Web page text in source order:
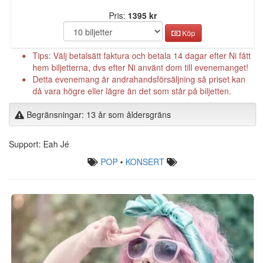
Pris: 1395 kr
Köp
Tips: Välj betalsätt faktura och betala 14 dagar efter Ni fått
hem biljetterna, dvs efter Ni använt dom till evenemanget!
Detta evenemang är andrahandsförsäljning så priset kan
då vara högre eller lägre än det som står på biljetten.
Begränsningar: 13 år som åldersgräns
Support: Eah Jé
POP • KONSERT